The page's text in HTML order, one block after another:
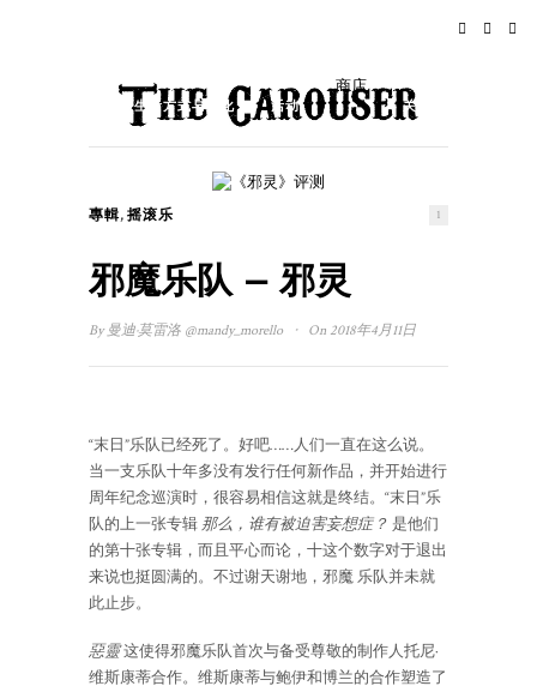
生活方式与文化 活动
商店
关于
專輯, 摇滚乐 1
邪魔乐队 – 邪灵
By 曼迪·莫雷洛 @mandy_morello · On 2018年4月11日
“末日”乐队已经死了。好吧……人们一直在这么说。
当一支乐队十年多没有发行任何新作品，并开始进行
周年纪念巡演时，很容易相信这就是终结。“末日”乐
队的上一张专辑那么，谁有被迫害妄想症？ 是他们
的第十张专辑，而且平心而论，十这个数字对于退出
来说也挺圆满的。不过谢天谢地，邪魔 乐队并未就
此止步。
惡靈这使得邪魔乐队首次与备受尊敬的制作人托尼·
维斯康蒂合作。维斯康蒂与鲍伊和博兰的合作塑造了